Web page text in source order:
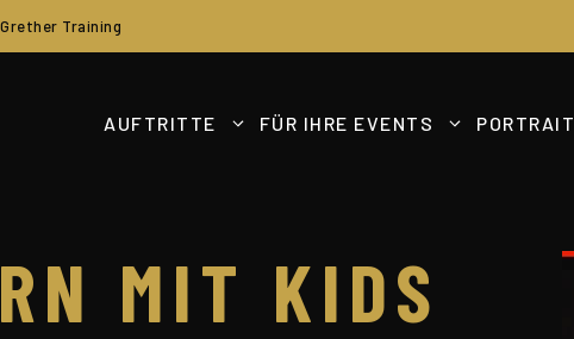
Training
AUFTRITTE FÜR IHRE EVENTS PORTRAIT
MIT KIDS